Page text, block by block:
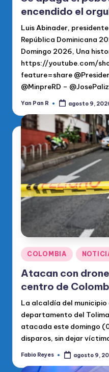
encendido el
Luis Abinader,
República Dominicana
Domingo 2026, Una
https://youtube.com/
feature=share
@MinpreRD –
Publicado
Yan Pan R agosto 9,
Publicado
en
COLOMBIA
Atacan con
centro de
La alcaldía del municipio
departamento del
atacada este domingo
disparos, sin dejar
Publicado
Fabio Reyes agosto 9,